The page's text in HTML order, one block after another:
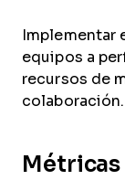
Implementar
equipos a
recursos de
colaboración.